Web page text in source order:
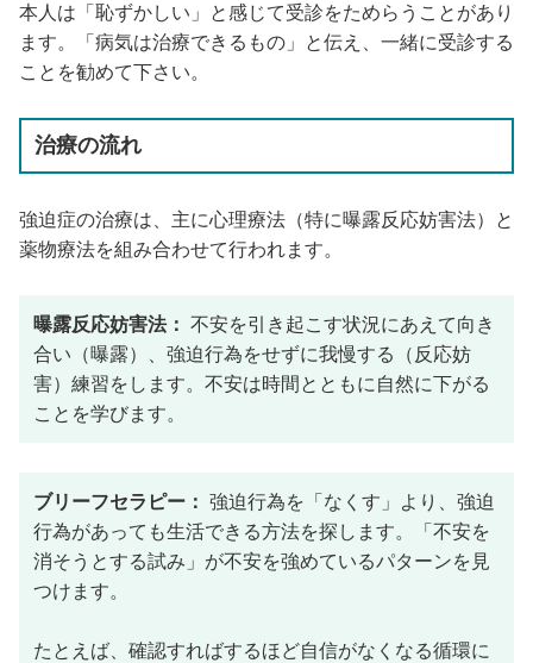
本人は「恥ずかしい」と感じて受診をためらうことがあり
ます。「病気は治療できるもの」と伝え、一緒に受診する
ことを勧めて下さい。
治療の流れ
強迫症の治療は、主に心理療法（特に曝露反応妨害法）と
薬物療法を組み合わせて行われます。
曝露反応妨害法： 不安を引き起こす状況にあえて向き
合い（曝露）、強迫行為をせずに我慢する（反応妨
害）練習をします。不安は時間とともに自然に下がる
ことを学びます。
ブリーフセラピー： 強迫行為を「なくす」より、強迫
行為があっても生活できる方法を探します。「不安を
消そうとする試み」が不安を強めているパターンを見
つけます。
たとえば、確認すればするほど自信がなくなる循環に